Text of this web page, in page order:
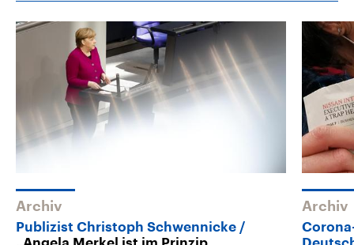
Archiv
Publizist Christoph Schwennicke
Archiv